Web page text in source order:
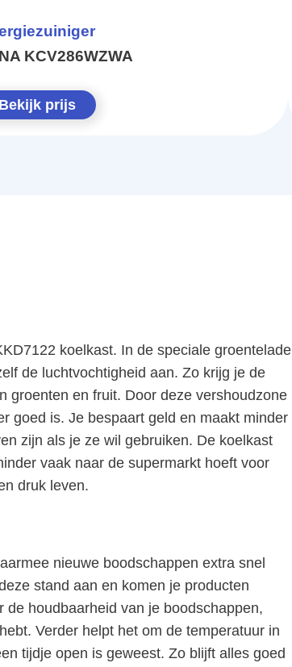
KCV286WZWA
Bekijk prijs
koelkast. In de speciale groentelade
de luchtvochtigheid aan. Zo krijg je de
groenten en fruit. Door deze vershoudzone
goed is. Je bespaart geld en maakt minder
zijn als je ze wil gebruiken. De koelkast
vaak naar de supermarkt hoeft voor
druk leven.
nieuwe boodschappen extra snel
stand aan en komen je producten
houdbaarheid van je boodschappen,
Verder helpt het om de temperatuur in
tijdje open is geweest. Zo blijft alles goed